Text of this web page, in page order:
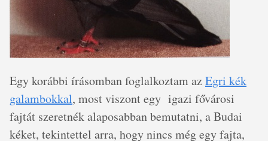
Egy korábbi írásomban foglalkoztam azEgri kék
galambokkal, most viszont egy igazi fővárosi
fajtát szeretnék alaposabban bemutatni, a Budai
kéket, tekintettel arra, hogy nincs még egy fajta,